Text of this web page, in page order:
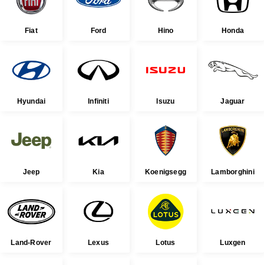
Fiat Ford Hino Honda
Hyundai Infiniti Isuzu Jaguar
Jeep Kia Koenigsegg Lamborghini
Land-Rover Lexus Lotus Luxgen